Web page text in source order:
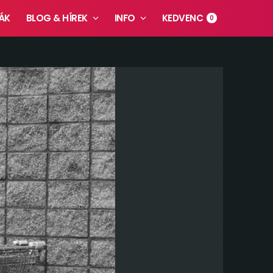
BLOG & HÍREK INFO KEDVENC 0